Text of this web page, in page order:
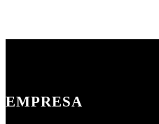
EMPRESA